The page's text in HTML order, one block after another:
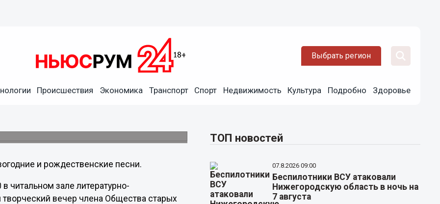
Выбрать регион
Происшествия Экономика Транспорт Спорт Недвижимость Культура Подробно Здоровье
организует
и рождественские песни.
читальном зале литературно-
творческий вечер члена Общества старых
ТОП новостей
07.8.2026 09:00
Беспилотники ВСУ атаковали
Нижегородскую область в ночь на
7 августа